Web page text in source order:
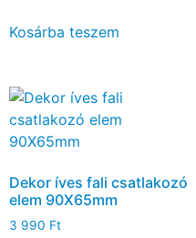
Kosárba teszem
Dekor íves fali csatlakozó
elem 90X65mm
3 990 Ft